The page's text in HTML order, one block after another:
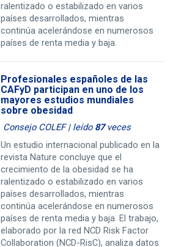
ralentizado o estabilizado en varios
países desarrollados, mientras
continúa acelerándose en numerosos
países de renta media y baja.
Profesionales españoles de las
CAFyD participan en uno de los
mayores estudios mundiales
sobre obesidad
Consejo COLEF | leído 87veces
Un estudio internacional publicado en la
revista Nature concluye que el
crecimiento de la obesidad se ha
ralentizado o estabilizado en varios
países desarrollados, mientras
continúa acelerándose en numerosos
países de renta media y baja. El trabajo,
elaborado por la red NCD Risk Factor
Collaboration (NCD-RisC), analiza datos